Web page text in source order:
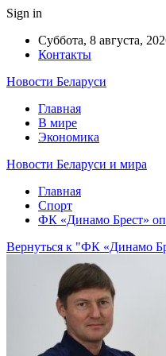
Sign in
Суббота, 8 августа,
Контакты
Новости Беларуси
Главная
В мире
Экономика
Новости Беларуси и мира
Главная
Спорт
ФК «Динамо Брест»
Вернуться к "ФК «Динамо